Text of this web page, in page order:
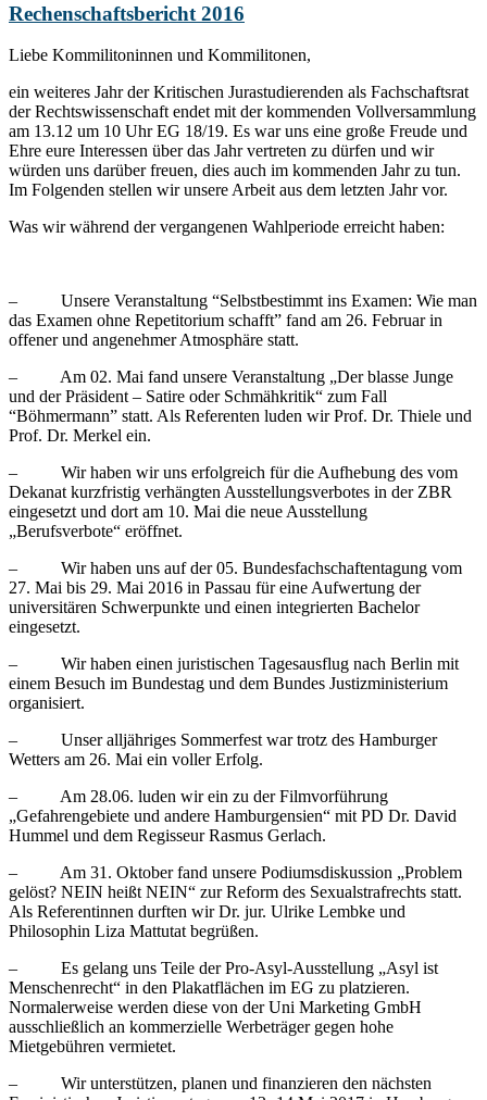
Rechenschaftsbericht 2016
Liebe Kommilitoninnen und Kommilitonen,
ein weiteres Jahr der Kritischen Jurastudierenden als Fachschaftsrat
der Rechtswissenschaft endet mit der kommenden Vollversammlung
am 13.12 um 10 Uhr EG 18/19. Es war uns eine große Freude und
Ehre eure Interessen über das Jahr vertreten zu dürfen und wir
würden uns darüber freuen, dies auch im kommenden Jahr zu tun.
Im Folgenden stellen wir unsere Arbeit aus dem letzten Jahr vor.
Was wir während der vergangenen Wahlperiode erreicht haben:
– Unsere Veranstaltung “Selbstbestimmt ins Examen: Wie man
das Examen ohne Repetitorium schafft” fand am 26. Februar in
offener und angenehmer Atmosphäre statt.
– Am 02. Mai fand unsere Veranstaltung „Der blasse Junge
und der Präsident – Satire oder Schmähkritik“ zum Fall
“Böhmermann” statt. Als Referenten luden wir Prof. Dr. Thiele und
Prof. Dr. Merkel ein.
– Wir haben wir uns erfolgreich für die Aufhebung des vom
Dekanat kurzfristig verhängten Ausstellungsverbotes in der ZBR
eingesetzt und dort am 10. Mai die neue Ausstellung
„Berufsverbote“ eröffnet.
– Wir haben uns auf der 05. Bundesfachschaftentagung vom
27. Mai bis 29. Mai 2016 in Passau für eine Aufwertung der
universitären Schwerpunkte und einen integrierten Bachelor
eingesetzt.
– Wir haben einen juristischen Tagesausflug nach Berlin mit
einem Besuch im Bundestag und dem Bundes Justizministerium
organisiert.
– Unser alljähriges Sommerfest war trotz des Hamburger
Wetters am 26. Mai ein voller Erfolg.
– Am 28.06. luden wir ein zu der Filmvorführung
„Gefahrengebiete und andere Hamburgensien“ mit PD Dr. David
Hummel und dem Regisseur Rasmus Gerlach.
– Am 31. Oktober fand unsere Podiumsdiskussion „Problem
gelöst? NEIN heißt NEIN“ zur Reform des Sexualstrafrechts statt.
Als Referentinnen durften wir Dr. jur. Ulrike Lembke und
Philosophin Liza Mattutat begrüßen.
– Es gelang uns Teile der Pro-Asyl-Ausstellung „Asyl ist
Menschenrecht“ in den Plakatflächen im EG zu platzieren.
Normalerweise werden diese von der Uni Marketing GmbH
ausschließlich an kommerzielle Werbeträger gegen hohe
Mietgebühren vermietet.
– Wir unterstützen, planen und finanzieren den nächsten